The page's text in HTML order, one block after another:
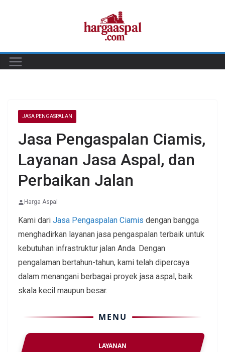
JASA PENGASPALAN
Jasa Pengaspalan Ciamis,
Layanan Jasa Aspal, dan
Perbaikan Jalan
Harga Aspal
Kami dari Jasa Pengaspalan Ciamis dengan bangga
menghadirkan layanan jasa pengaspalan terbaik untuk
kebutuhan infrastruktur jalan Anda. Dengan
pengalaman bertahun-tahun, kami telah dipercaya
dalam menangani berbagai proyek jasa aspal, baik
skala kecil maupun besar.
MENU
LAYANAN